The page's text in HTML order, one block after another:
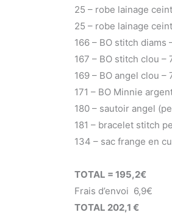
25 – robe lainage
25 – robe lainage
166 – BO stitch diams
167 – BO stitch clou –
169 – BO angel clou –
171 – BO Minnie
180 – sautoir angel
181 – bracelet stitch
134 – sac frange en
TOTAL = 195,2€
Frais d’envoi 6,9€
TOTAL 202,1 €